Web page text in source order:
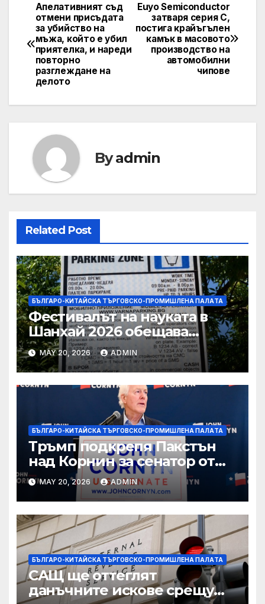
Post
navigation
Euyo Semiconductor
затваря серия C,
постига крайъгълен
камък в масовото
производство на
автомобилни
чипове
Апелативният съд
отмени присъдата
за убийство на
мъжа, който е убил
приятелка, и нареди
повторно
разглеждане на
делото
Byadmin
Related Post
БЪЛГАРО-КИТАЙСКА ТЪРГОВСКО-ПРОМИШЛЕНА ПАЛAТА
Фестивалът на науката в
Шанхай 2026 обещава
вълнуващи научно-
технологични иновации
MAY 20, 2026 ADMIN
БЪЛГАРО-КИТАЙСКА ТЪРГОВСКО-ПРОМИШЛЕНА ПАЛAТА
Тръмп подкрепя Пакстън
над Корнин за сенатор от
Тексас в шокираща
подкрепа
MAY 20, 2026 ADMIN
БЪЛГАРО-КИТАЙСКА ТЪРГОВСКО-ПРОМИШЛЕНА ПАЛAТА
САЩ ще оттеглят
данъчните искове срещу